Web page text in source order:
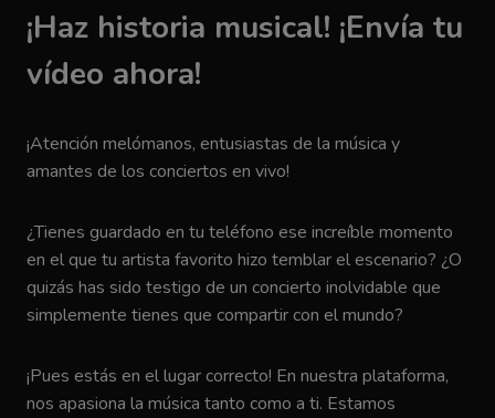
¡Haz historia musical! ¡Envía tu
vídeo ahora!
¡Atención melómanos, entusiastas de la música y
amantes de los conciertos en vivo!
¿Tienes guardado en tu teléfono ese increíble momento
en el que tu artista favorito hizo temblar el escenario? ¿O
quizás has sido testigo de un concierto inolvidable que
simplemente tienes que compartir con el mundo?
¡Pues estás en el lugar correcto! En nuestra plataforma,
nos apasiona la música tanto como a ti. Estamos